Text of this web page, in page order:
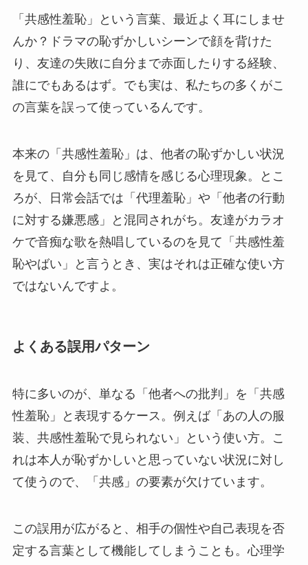
「共感性羞恥」という言葉、最近よく耳にしませ
んか？ドラマの恥ずかしいシーンで顔を背けた
り、友達の失敗に自分まで赤面したりする経験、
誰にでもあるはず。でも実は、私たちの多くがこ
の言葉を誤って使っているんです。
本来の「共感性羞恥」は、他者の恥ずかしい状況
を見て、自分も同じ感情を感じる心理現象。とこ
ろが、日常会話では「代理羞恥」や「他者の行動
に対する嫌悪感」と混同されがち。友達がカラオ
ケで音痴な歌を熱唱しているのを見て「共感性羞
恥やばい」と言うとき、実はそれは正確な使い方
ではないんですよ。
よくある誤用パターン
特に多いのが、単なる「他者への批判」を「共感
性羞恥」と表現するケース。例えば「あの人の服
装、共感性羞恥で見られない」という使い方。こ
れは本人が恥ずかしいと思っていない状況に対し
て使うので、「共感」の要素が欠けています。
この誤用が広がると、相手の個性や自己表現を否
定する言葉として機能してしまうことも。心理学